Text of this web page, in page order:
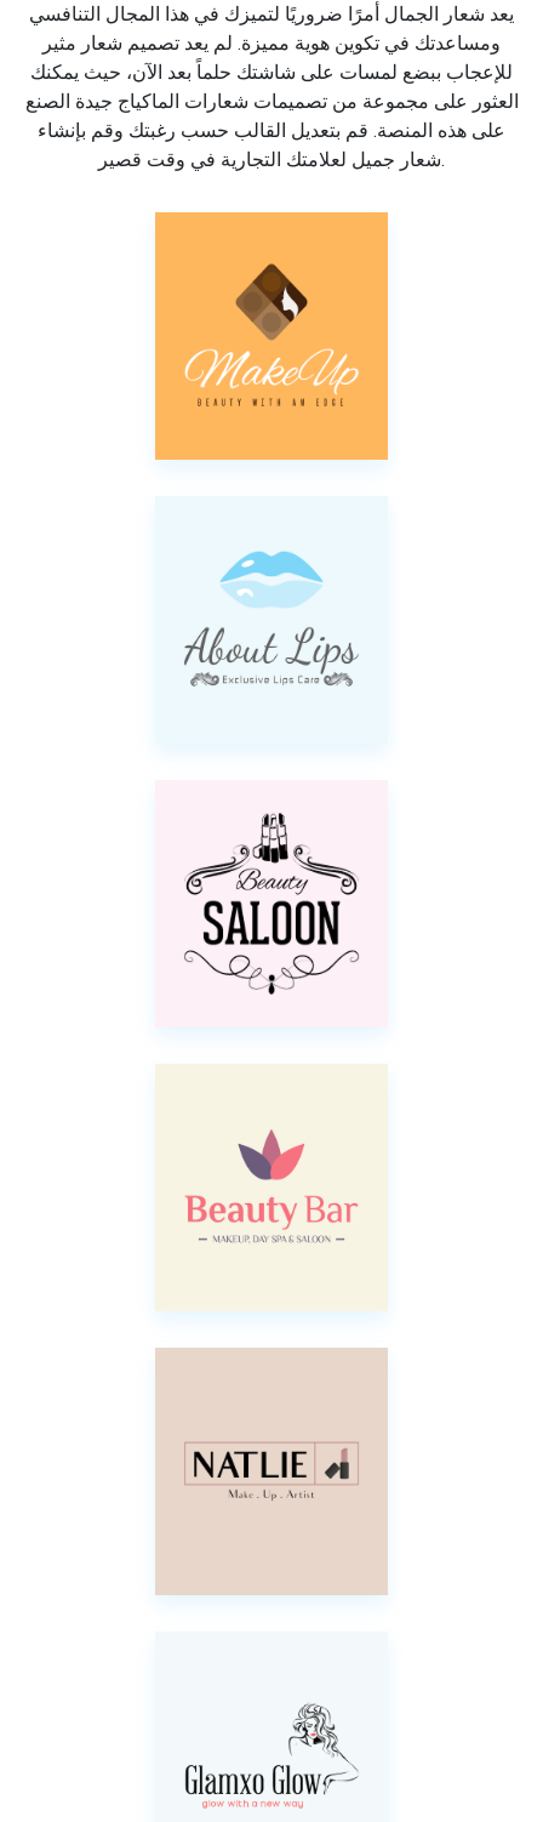
يعد شعار الجمال أمرًا ضروريًا لتميزك في هذا المجال التنافسي
ومساعدتك في تكوين هوية مميزة. لم يعد تصميم شعار مثير
للإعجاب ببضع لمسات على شاشتك حلماً بعد الآن، حيث يمكنك
العثور على مجموعة من تصميمات شعارات الماكياج جيدة الصنع
على هذه المنصة. قم بتعديل القالب حسب رغبتك وقم بإنشاء
شعار جميل لعلامتك التجارية في وقت قصير.